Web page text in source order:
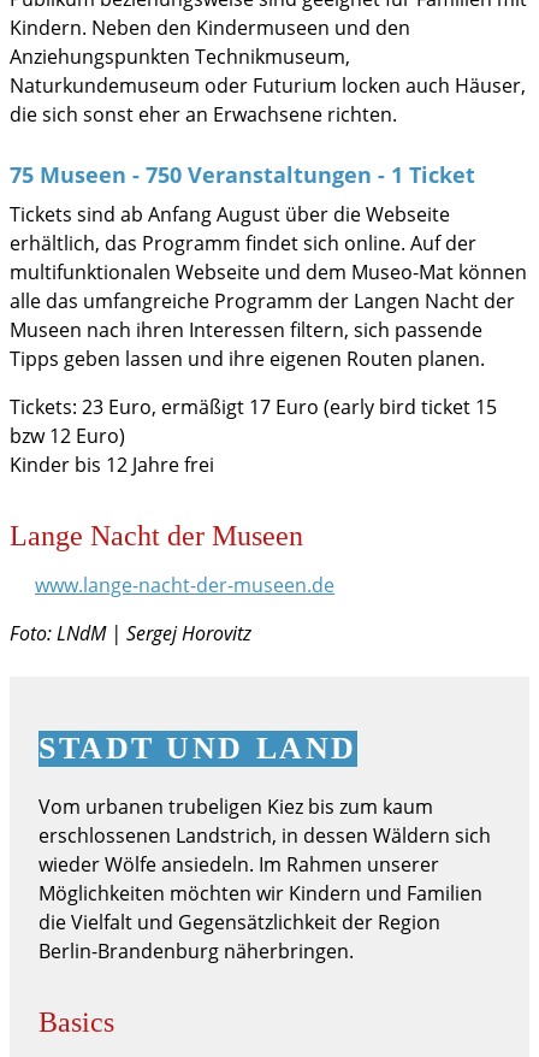
Kindern. Neben den Kindermuseen und den
Anziehungspunkten Technikmuseum,
Naturkundemuseum oder Futurium locken auch Häuser,
die sich sonst eher an Erwachsene richten.
75 Museen - 750 Veranstaltungen - 1 Ticket
Tickets sind ab Anfang August über die Webseite
erhältlich, das Programm findet sich online. Auf der
multifunktionalen Webseite und dem Museo-Mat können
alle das umfangreiche Programm der Langen Nacht der
Museen nach ihren Interessen filtern, sich passende
Tipps geben lassen und ihre eigenen Routen planen.
Tickets: 23 Euro, ermäßigt 17 Euro (early bird ticket 15
bzw 12 Euro)
Kinder bis 12 Jahre frei
Lange Nacht der Museen
www.lange-nacht-der-museen.de
Foto: LNdM | Sergej Horovitz
STADT UND LAND
Vom urbanen trubeligen Kiez bis zum kaum
erschlossenen Landstrich, in dessen Wäldern sich
wieder Wölfe ansiedeln. Im Rahmen unserer
Möglichkeiten möchten wir Kindern und Familien
die Vielfalt und Gegensätzlichkeit der Region
Berlin-Brandenburg näherbringen.
Basics